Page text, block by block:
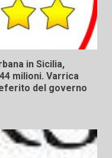
in Sicilia,
milioni. Varrica
del governo